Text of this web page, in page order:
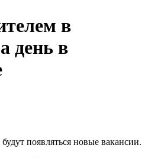
в
день в
появляться новые вакансии.